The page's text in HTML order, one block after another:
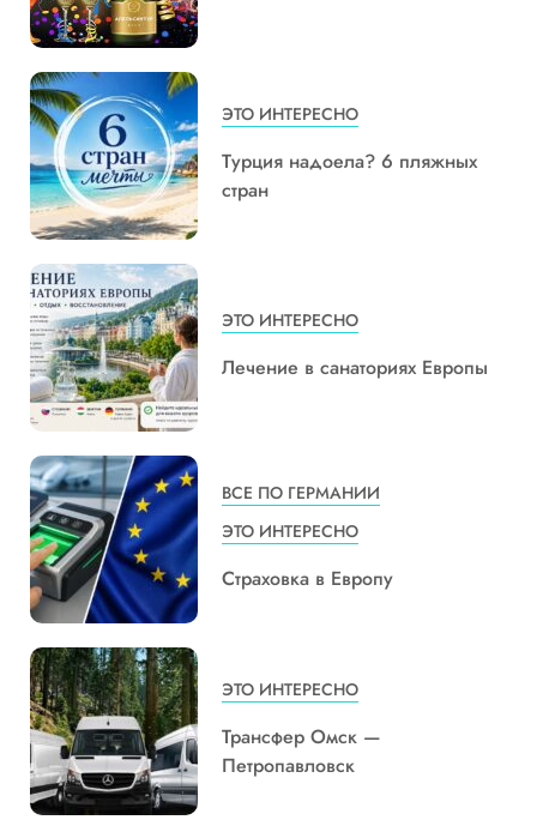
ЭТО ИНТЕРЕСНО
Турция надоела? 6 пляжных
стран
ЭТО ИНТЕРЕСНО
Лечение в санаториях Европы
ВСЕ ПО ГЕРМАНИИ
ЭТО ИНТЕРЕСНО
Страховка в Европу
ЭТО ИНТЕРЕСНО
Трансфер Омск —
Петропавловск